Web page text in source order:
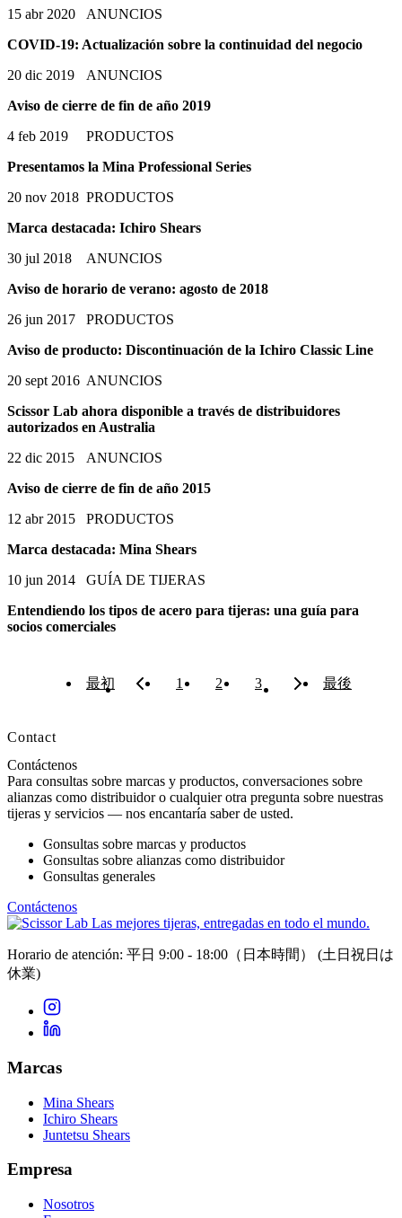
15 abr 2020
ANUNCIOS
COVID-19: Actualización sobre la continuidad del negocio
20 dic 2019
ANUNCIOS
Aviso de cierre de fin de año 2019
4 feb 2019
PRODUCTOS
Presentamos la Mina Professional Series
20 nov 2018 PRODUCTOS
Marca destacada: Ichiro Shears
30 jul 2018
ANUNCIOS
Aviso de horario de verano: agosto de 2018
26 jun 2017
PRODUCTOS
Aviso de producto: Discontinuación de la Ichiro Classic Line
20 sept 2016 ANUNCIOS
Scissor Lab ahora disponible a través de distribuidores
autorizados en Australia
22 dic 2015
ANUNCIOS
Aviso de cierre de fin de año 2015
12 abr 2015
PRODUCTOS
Marca destacada: Mina Shears
10 jun 2014
GUÍA DE TIJERAS
Entendiendo los tipos de acero para tijeras: una guía para
socios comerciales
最初 1 2 3 最後
Contact
Contáctenos
Para consultas sobre marcas y productos, conversaciones sobre
alianzas como distribuidor o cualquier otra pregunta sobre nuestras
tijeras y servicios — nos encantaría saber de usted.
Consultas sobre marcas y productos
Consultas sobre alianzas como distribuidor
Consultas generales
Contáctenos
Las mejores tijeras, entregadas en todo el mundo.
Horario de atención: 平日 9:00 - 18:00（日本時間） (土日祝日は
休業)
Marcas
Mina Shears
Ichiro Shears
Juntetsu Shears
Empresa
Nosotros